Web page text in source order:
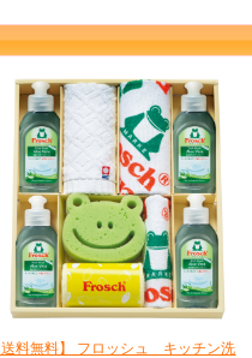
送料無料】 フロッシュ キッチン洗